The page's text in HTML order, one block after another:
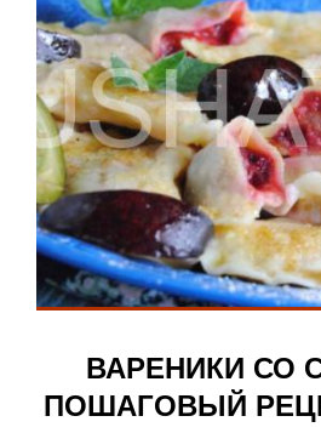
ВАРЕНИКИ СО
ПОШАГОВЫЙ